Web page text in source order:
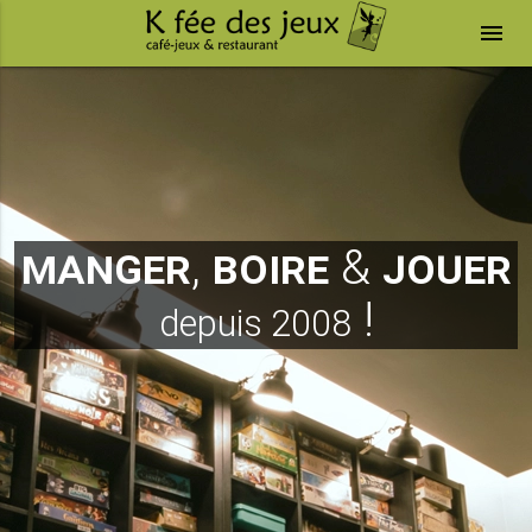
menu
manger, boire& jouer
depuis 2008 !